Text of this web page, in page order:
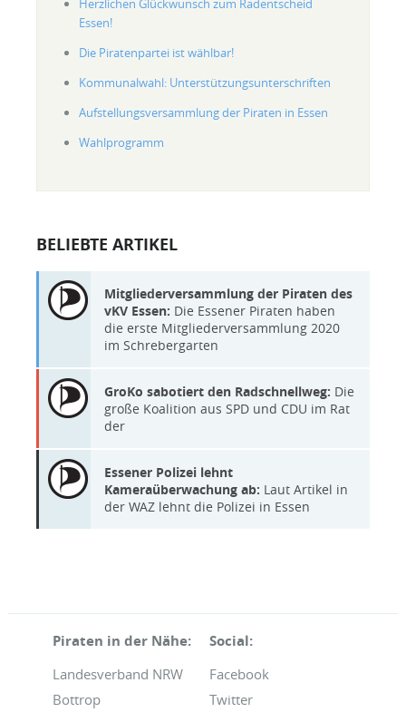
Herzlichen Glückwunsch zum Radentscheid
Essen!
Die Piratenpartei ist wählbar!
Kommunalwahl: Unterstützungsunterschriften
Aufstellungsversammlung der Piraten in Essen
Wahlprogramm
BELIEBTE ARTIKEL
Mitgliederversammlung der Piraten des
vKV Essen: Die Essener Piraten haben
die erste Mitgliederversammlung 2020
im Schrebergarten
GroKo sabotiert den Radschnellweg: Die
große Koalition aus SPD und CDU im Rat
der
Essener Polizei lehnt
Kameraüberwachung ab: Laut Artikel in
der WAZ lehnt die Polizei in Essen
Piraten in der Nähe:
Landesverband NRW
Bottrop
Social:
Facebook
Twitter